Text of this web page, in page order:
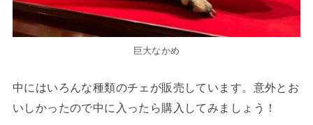
巨大なかめ
中にはいろんな種類のチェが販売しています。意外とお
いしかったので中に入ったら購入してみましょう！